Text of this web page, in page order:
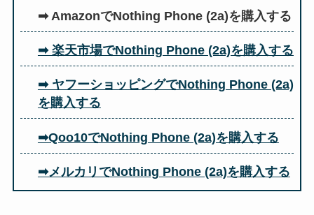
➡ AmazonでNothing Phone (2a)を購入する
➡ 楽天市場でNothing Phone (2a)を購入する
➡ ヤフーショッピングでNothing Phone (2a)
を購入する
➡Qoo10でNothing Phone (2a)を購入する
➡メルカリでNothing Phone (2a)を購入する